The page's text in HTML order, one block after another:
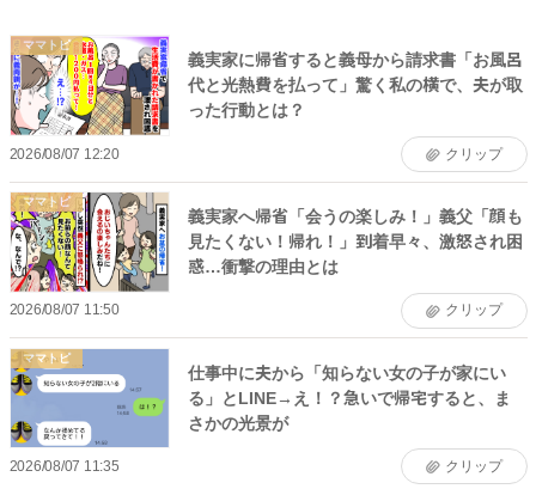
ママトピ
義実家に帰省すると義母から請求書「お風呂
代と光熱費を払って」驚く私の横で、夫が取
った行動とは？
2026/08/07 12:20 クリップ
ママトピ
義実家へ帰省「会うの楽しみ！」義父「顔も
見たくない！帰れ！」到着早々、激怒され困
惑…衝撃の理由とは
2026/08/07 11:50 クリップ
ママトピ
仕事中に夫から「知らない女の子が家にい
る」とLINE→え！？急いで帰宅すると、ま
さかの光景が
2026/08/07 11:35 クリップ